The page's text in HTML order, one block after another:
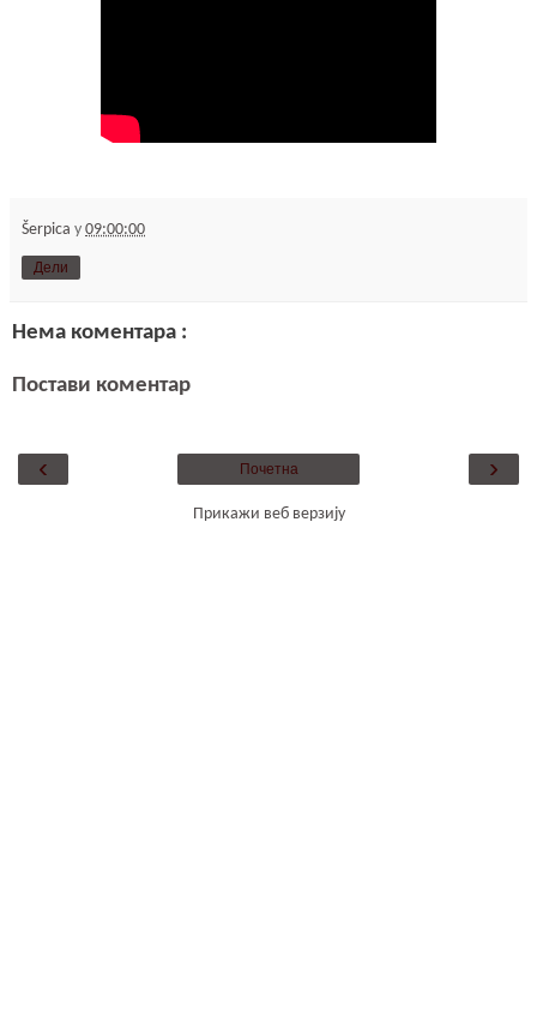
Šerpica у 09:00:00
Дели
Нема коментара :
Постави коментар
‹ ›
Почетна
Прикажи веб верзију